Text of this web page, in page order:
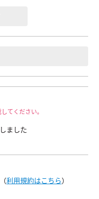
てください。
ました
利用規約はこちら）